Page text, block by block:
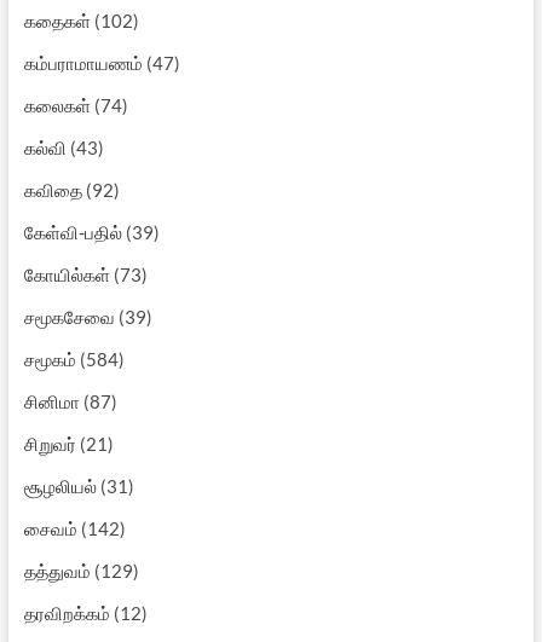
கதைகள்(102)
கம்பராமாயணம் (47)
கலைகள்(74)
கல்வி (43)
கவிதை(92)
கேள்வி-பதில்(39)
கோயில்கள்(73)
சமூகசேவை (39)
சமூகம் (584)
சினிமா (87)
சிறுவர் (21)
சூழலியல்(31)
சைவம் (142)
தத்துவம் (129)
தரவிறக்கம் (12)